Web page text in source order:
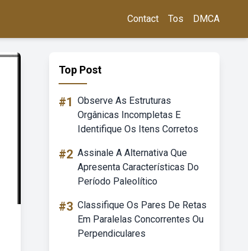
Contact Tos DMCA
Top Post
#1 Observe As Estruturas
Orgânicas Incompletas E
Identifique Os Itens Corretos
#2 Assinale A Alternativa Que
Apresenta Características Do
Período Paleolítico
#3 Classifique Os Pares De Retas
Em Paralelas Concorrentes Ou
Perpendiculares